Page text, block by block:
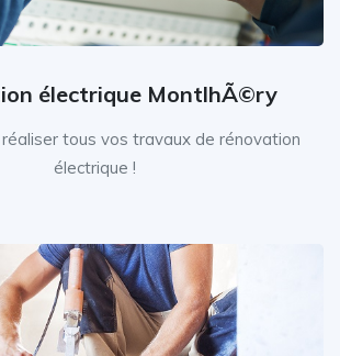
électrique MontlhÃ©ry
tous vos travaux de rénovation
électrique !